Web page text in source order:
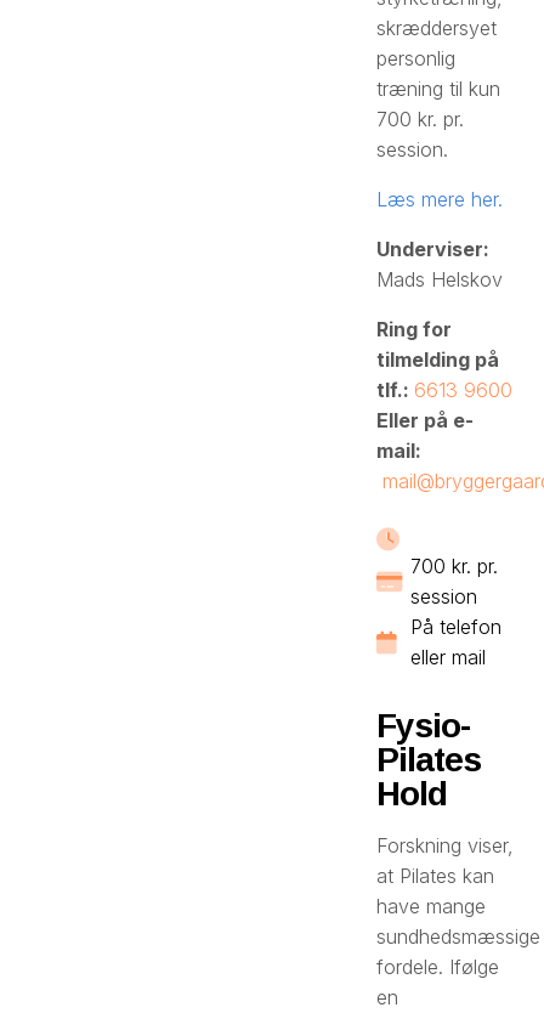
skræddersyet
personlig
træning til kun
700 kr. pr.
session.
Læs mere her.
Underviser:
Mads Helskov
Ring for
tilmelding på
tlf.: 6613 9600
Eller på e-
mail:
700 kr. pr.
session
På telefon
eller mail
Fysio-
Pilates
Hold
Forskning viser,
at Pilates kan
have mange
sundhedsmæssige
fordele. Ifølge
en